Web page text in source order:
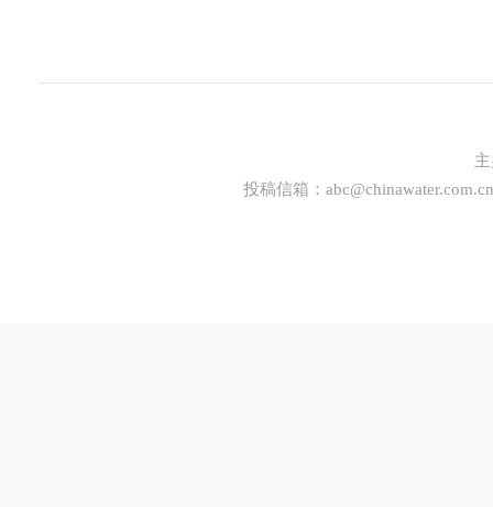
投稿信箱： abc@chinawater.com.cn